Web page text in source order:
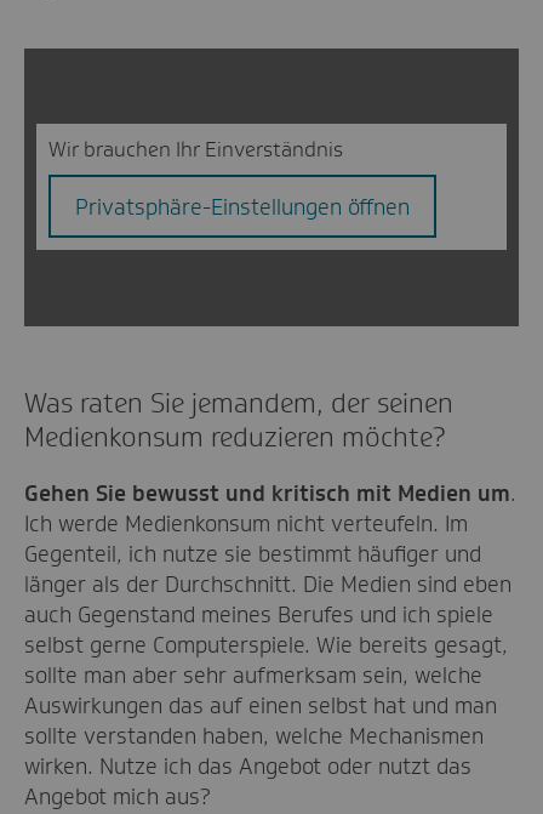
Wir brauchen Ihr Einverständnis
Privatsphäre-Einstellungen öffnen
Was raten Sie jemandem, der seinen
Medienkonsum reduzieren möchte?
Gehen Sie bewusst und kritisch mit Medien um.
Ich werde Medienkonsum nicht verteufeln. Im
Gegenteil, ich nutze sie bestimmt häufiger und
länger als der Durchschnitt. Die Medien sind eben
auch Gegenstand meines Berufes und ich spiele
selbst gerne Computerspiele. Wie bereits gesagt,
sollte man aber sehr aufmerksam sein, welche
Auswirkungen das auf einen selbst hat und man
sollte verstanden haben, welche Mechanismen
wirken. Nutze ich das Angebot oder nutzt das
Angebot mich aus?